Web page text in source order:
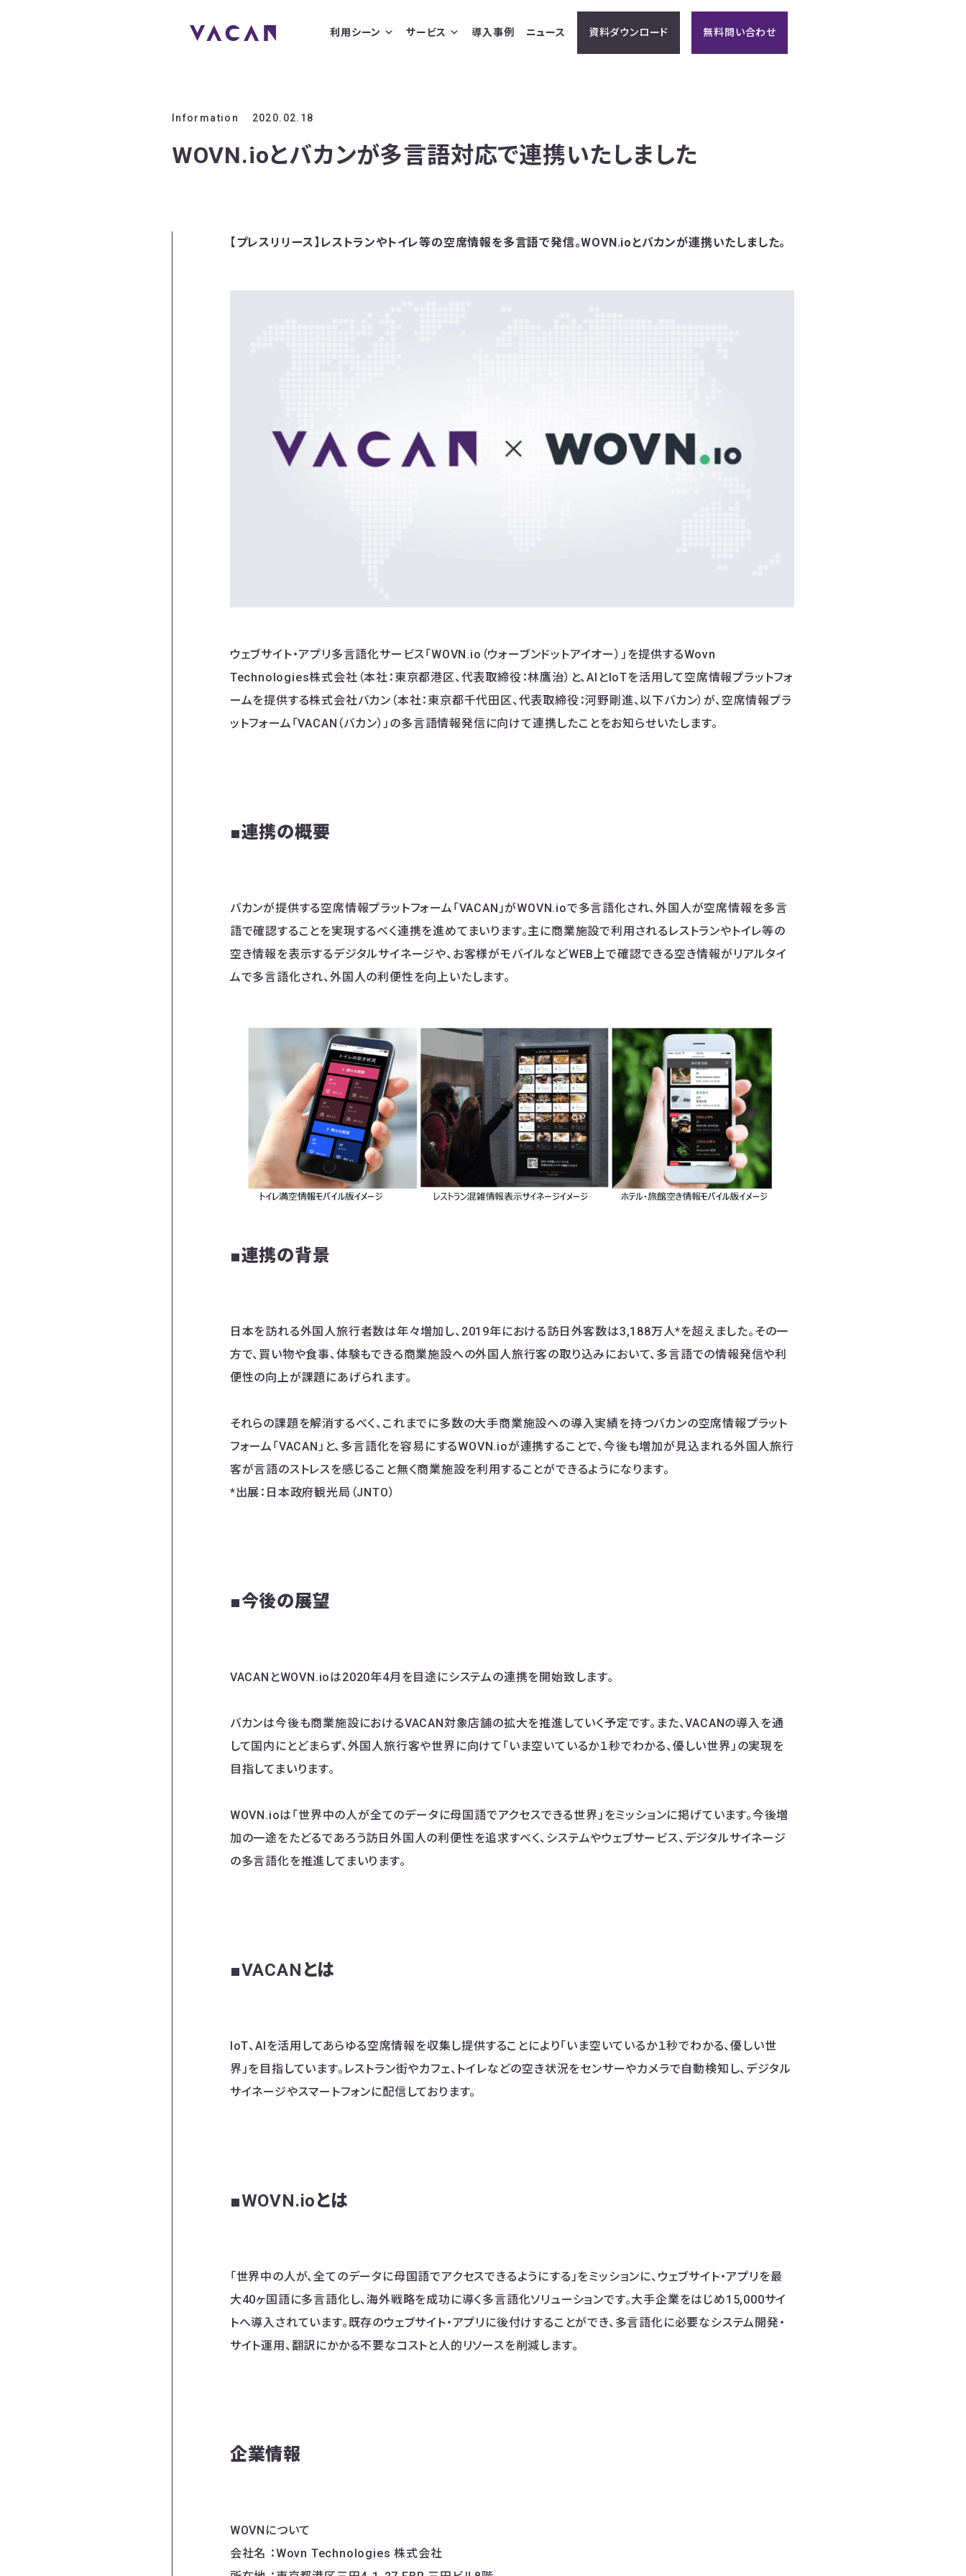
利用シーン サービス 導入事例 ニュース 資料ダウンロード 無料問い合わせ
Information 2020.02.18
WOVN.ioとバカンが多言語対応で連携いたしました
【プレスリリース】レストランやトイレ等の空席情報を多言語で発信。WOVN.ioとバカンが連携いたしました。
ウェブサイト・アプリ多言語化サービス「WOVN.io（ウォーブンドットアイオー）」を提供するWovn
Technologies株式会社（本社：東京都港区、代表取締役：林鷹治）と、AIとIoTを活用して空席情報プラットフォ
ームを提供する株式会社バカン（本社：東京都千代田区、代表取締役：河野剛進、以下バカン）が、空席情報プラ
ットフォーム「VACAN（バカン）」の多言語情報発信に向けて連携したことをお知らせいたします。
■連携の概要
バカンが提供する空席情報プラットフォーム「VACAN」がWOVN.ioで多言語化され、外国人が空席情報を多言
語で確認することを実現するべく連携を進めてまいります。主に商業施設で利用されるレストランやトイレ等の
空き情報を表示するデジタルサイネージや、お客様がモバイルなどWEB上で確認できる空き情報がリアルタイ
ムで多言語化され、外国人の利便性を向上いたします。
■連携の背景
日本を訪れる外国人旅行者数は年々増加し、2019年における訪日外客数は3,188万人*を超えました。その一
方で、買い物や食事、体験もできる商業施設への外国人旅行客の取り込みにおいて、多言語での情報発信や利
便性の向上が課題にあげられます。
それらの課題を解消するべく、これまでに多数の大手商業施設への導入実績を持つバカンの空席情報プラット
フォーム「VACAN」と、多言語化を容易にするWOVN.ioが連携することで、今後も増加が見込まれる外国人旅行
客が言語のストレスを感じること無く商業施設を利用することができるようになります。
*出展：日本政府観光局（JNTO）
■今後の展望
VACANとWOVN.ioは2020年4月を目途にシステムの連携を開始致します。
バカンは今後も商業施設におけるVACAN対象店舗の拡大を推進していく予定です。また、VACANの導入を通
して国内にとどまらず、外国人旅行客や世界に向けて「いま空いているか１秒でわかる、優しい世界」の実現を
目指してまいります。
WOVN.ioは「世界中の人が全てのデータに母国語でアクセスできる世界」をミッションに掲げています。今後増
加の一途をたどるであろう訪日外国人の利便性を追求すべく、システムやウェブサービス、デジタルサイネージ
の多言語化を推進してまいります。
■VACANとは
IoT、AIを活用してあらゆる空席情報を収集し提供することにより「いま空いているか１秒でわかる、優しい世
界」を目指しています。レストラン街やカフェ、トイレなどの空き状況をセンサーやカメラで自動検知し、デジタル
サイネージやスマートフォンに配信しております。
■WOVN.ioとは
「世界中の人が、全てのデータに母国語でアクセスできるようにする」をミッションに、ウェブサイト・アプリを最
大40ヶ国語に多言語化し、海外戦略を成功に導く多言語化ソリューションです。大手企業をはじめ15,000サイ
トへ導入されています。既存のウェブサイト・アプリに後付けすることができ、多言語化に必要なシステム開発・
サイト運用、翻訳にかかる不要なコストと人的リソースを削減します。
企業情報
WOVNについて
会社名 ：Wovn Technologies 株式会社